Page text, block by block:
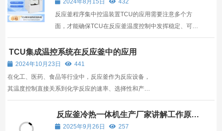
2024年8月15日
432
反应釜程序集中控温装置TCU的应用需要注意多个方
面，才能确保TCU在反应釜温度控制中发挥稳定、可靠
的作用，为生产过程的顺利进行和产品质量的提升提供
有力保障。
TCU集成温控系统在反应釜中的应用
2024年10月23日
441
在化工、医药、食品等行业中，反应釜作为反应设备，
其温度控制直接关系到化学反应的速率、选择性和产物
的质量。TCU（Temperature Control Unit）集成温控
系统凭借其稳定性和准确性，在反应釜中得到了广泛应
反应釜冷热一体机生产厂家讲解工作原理
与常见故障分析
2025年9月26日
257